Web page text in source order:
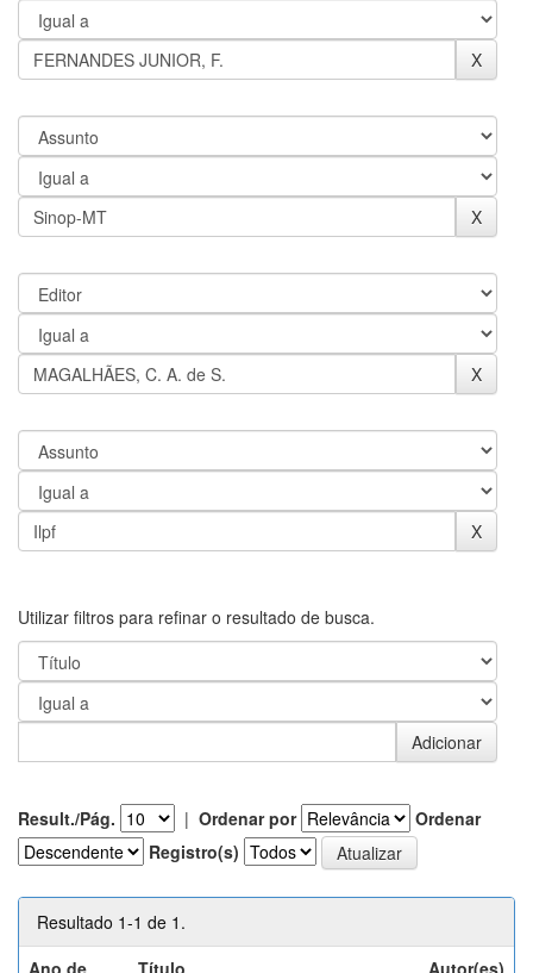
Utilizar filtros para refinar o resultado de busca.
Result./Pág. | Ordenar por
Ordenar
Registro(s)
Resultado 1-1 de 1.
Ano de
Título Autor(es)